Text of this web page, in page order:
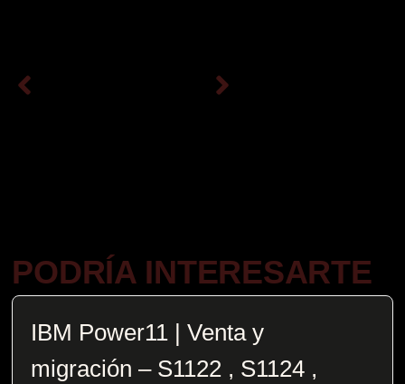
PODRÍA INTERESARTE
IBM Power11 | Venta y
migración – S1122 , S1124 ,